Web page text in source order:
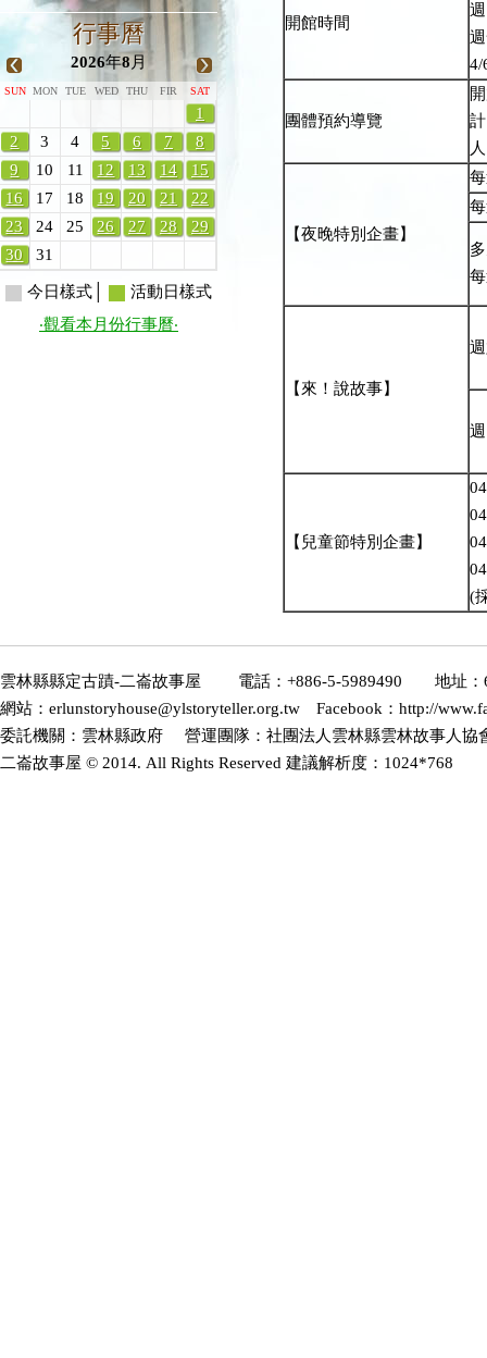
行事曆
2026年8 月
SUN MON TUE WED THU FIR SAT
1
2
3 4 5 6 7
8
9
10 11 12 13 14
15
16
17 18 19 20 21
22
23
24 25 26 27 28
29
30
31
今日樣式│
活動日樣式
‧觀看本月份行事曆‧
開館時間
4/
團體預約導覽
【夜晚特別企畫】
【來！說故事】
【兒童節特別企畫】
(
雲林縣縣定古蹟-二崙故事屋 電話：+886-5-5989490 地址：
網站：erlunstoryhouse@ylstoryteller.org.tw Facebook：http://
委託機關：雲林縣政府 營運團隊：社團法人雲林縣雲林故事人協
二崙故事屋 © 2014. All Rights Reserved 建議解析度：1024*768